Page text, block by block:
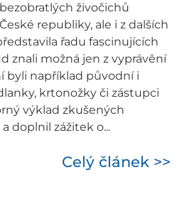
živočichů
republiky, ale i z dalších
řadu fascinujících
znali možná jen z vyprávění
byli například původní i
krtonožky či zástupci
výklad zkušených
doplnil zážitek o...
Celý článek >>